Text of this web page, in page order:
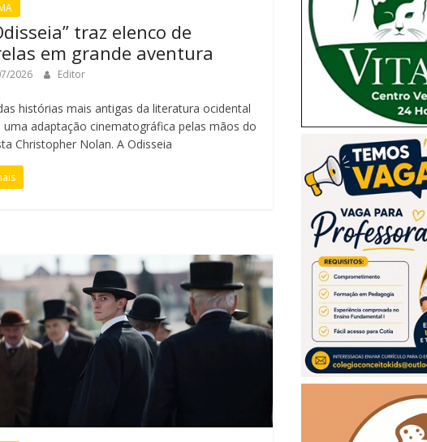
traz elenco de
em grande aventura
2026 Editor
histórias mais antigas da literatura ocidental
uma adaptação cinematográfica pelas mãos do
Christopher Nolan. A Odisseia